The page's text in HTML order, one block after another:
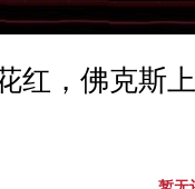
红，佛克斯